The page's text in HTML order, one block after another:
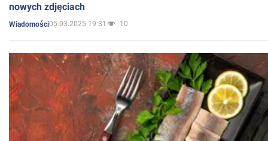
nowych zdjęciach
Wiadomości05.03.2025 19:31 10